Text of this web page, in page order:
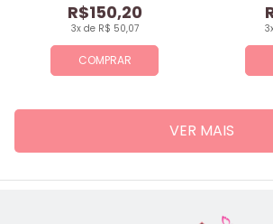
COMPRAR
3x de R$ 50,07
R$150,20
VER MAIS